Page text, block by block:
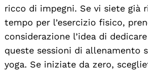
ricco di impegni. Se vi siete già
tempo per l’esercizio fisico,
considerazione l’idea di
queste sessioni di allenamento
yoga. Se iniziate da zero,